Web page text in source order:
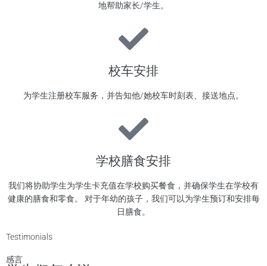
地帮助家长/学生。
校车安排
为学生注册校车服务，并告知他/她校车时刻表、接送地点。
学校膳食安排
我们将协助学生为学生卡充值在学校购买餐食，并确保学生在学校有
健康的膳食和零食。 对于年幼的孩子，我们可以为学生预订和安排每
日膳食。
Testimonials
感言